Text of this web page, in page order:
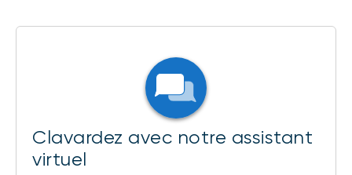
Clavardez avec notre assistant
virtuel